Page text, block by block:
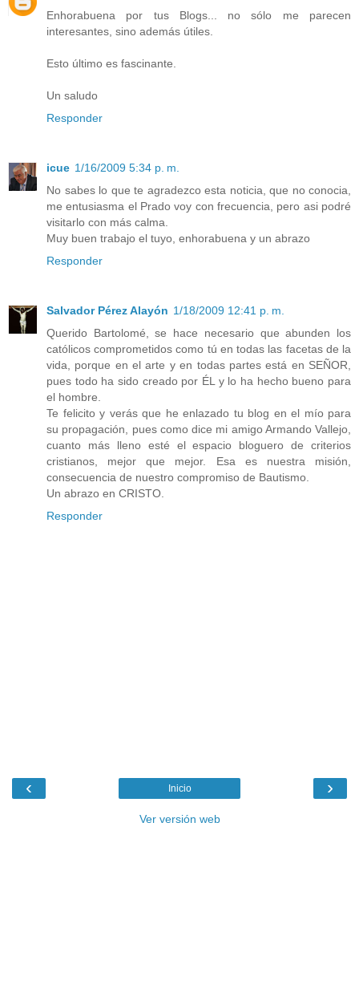
Enhorabuena por tus Blogs... no sólo me parecen
interesantes, sino además útiles.
Esto último es fascinante.
Un saludo
Responder
icue 1/16/2009 5:34 p. m.
No sabes lo que te agradezco esta noticia, que no conocia,
me entusiasma el Prado voy con frecuencia, pero asi podré
visitarlo con más calma.
Muy buen trabajo el tuyo, enhorabuena y un abrazo
Responder
Salvador Pérez Alayón 1/18/2009 12:41 p. m.
Querido Bartolomé, se hace necesario que abunden los
católicos comprometidos como tú en todas las facetas de la
vida, porque en el arte y en todas partes está en SEÑOR,
pues todo ha sido creado por ÉL y lo ha hecho bueno para
el hombre.
Te felicito y verás que he enlazado tu blog en el mío para
su propagación, pues como dice mi amigo Armando Vallejo,
cuanto más lleno esté el espacio bloguero de criterios
cristianos, mejor que mejor. Esa es nuestra misión,
consecuencia de nuestro compromiso de Bautismo.
Un abrazo en CRISTO.
Responder
‹ ›
Inicio
Ver versión web